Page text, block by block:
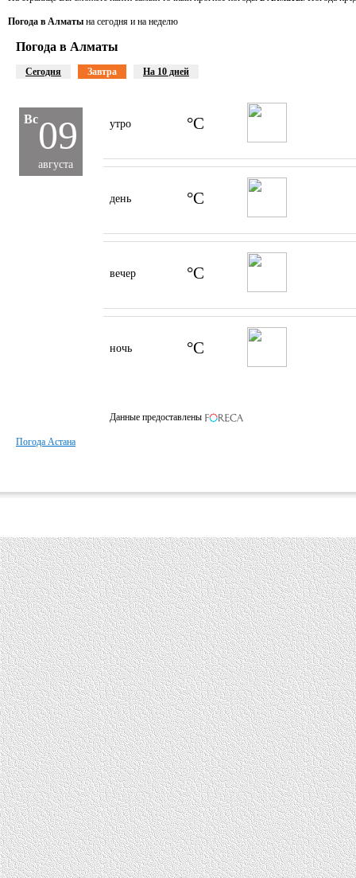
Погода в Алматы на сегодня и на неделю
Погода в Алматы
Сегодня Завтра На 10 дней
Вс09
августа
утро °C
день °C
вечер °C
ночь °C
Данные предоставлены
Погода Астана